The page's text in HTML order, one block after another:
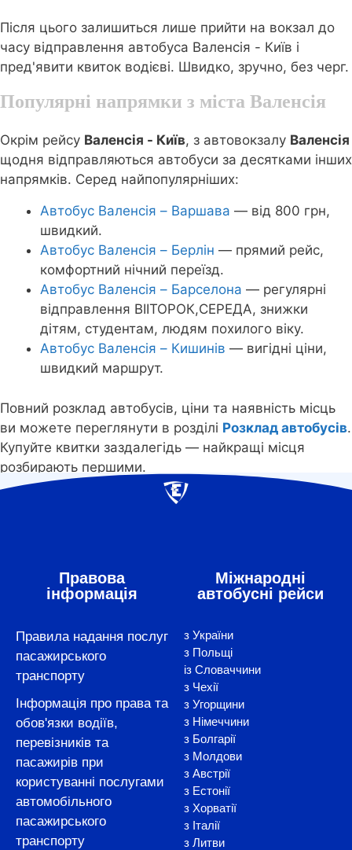
Після цього залишиться лише прийти на вокзал до
часу відправлення автобуса Валенсія - Київ і
пред'явити квиток водієві. Швидко, зручно, без черг.
Популярні напрямки з міста Валенсія
Окрім рейсу Валенсія - Київ, з автовокзалу Валенсія
щодня відправляються автобуси за десятками інших
напрямків. Серед найпопулярніших:
Автобус Валенсія – Варшава — від 800 грн,
швидкий.
Автобус Валенсія – Берлін — прямий рейс,
комфортний нічний переїзд.
Автобус Валенсія – Барселона — регулярні
відправлення ВІІТОРОК,СЕРЕДА, знижки
дітям, студентам, людям похилого віку.
Автобус Валенсія – Кишинів — вигідні ціни,
швидкий маршрут.
Повний розклад автобусів, ціни та наявність місць
ви можете переглянути в розділі Розклад автобусів.
Купуйте квитки заздалегідь — найкращі місця
розбирають першими.
Правова
інформація
Правила надання послуг
пасажирського
транспорту
Інформація про права та
обов'язки водіїв,
перевізників та
пасажирів при
користуванні послугами
автомобільного
пасажирського
транспорту
Міжнародні
автобусні рейси
з України
з Польщі
із Словаччини
з Чехії
з Угорщини
з Німеччини
з Болгарії
з Молдови
з Австрії
з Естонії
з Хорватії
з Італії
з Литви